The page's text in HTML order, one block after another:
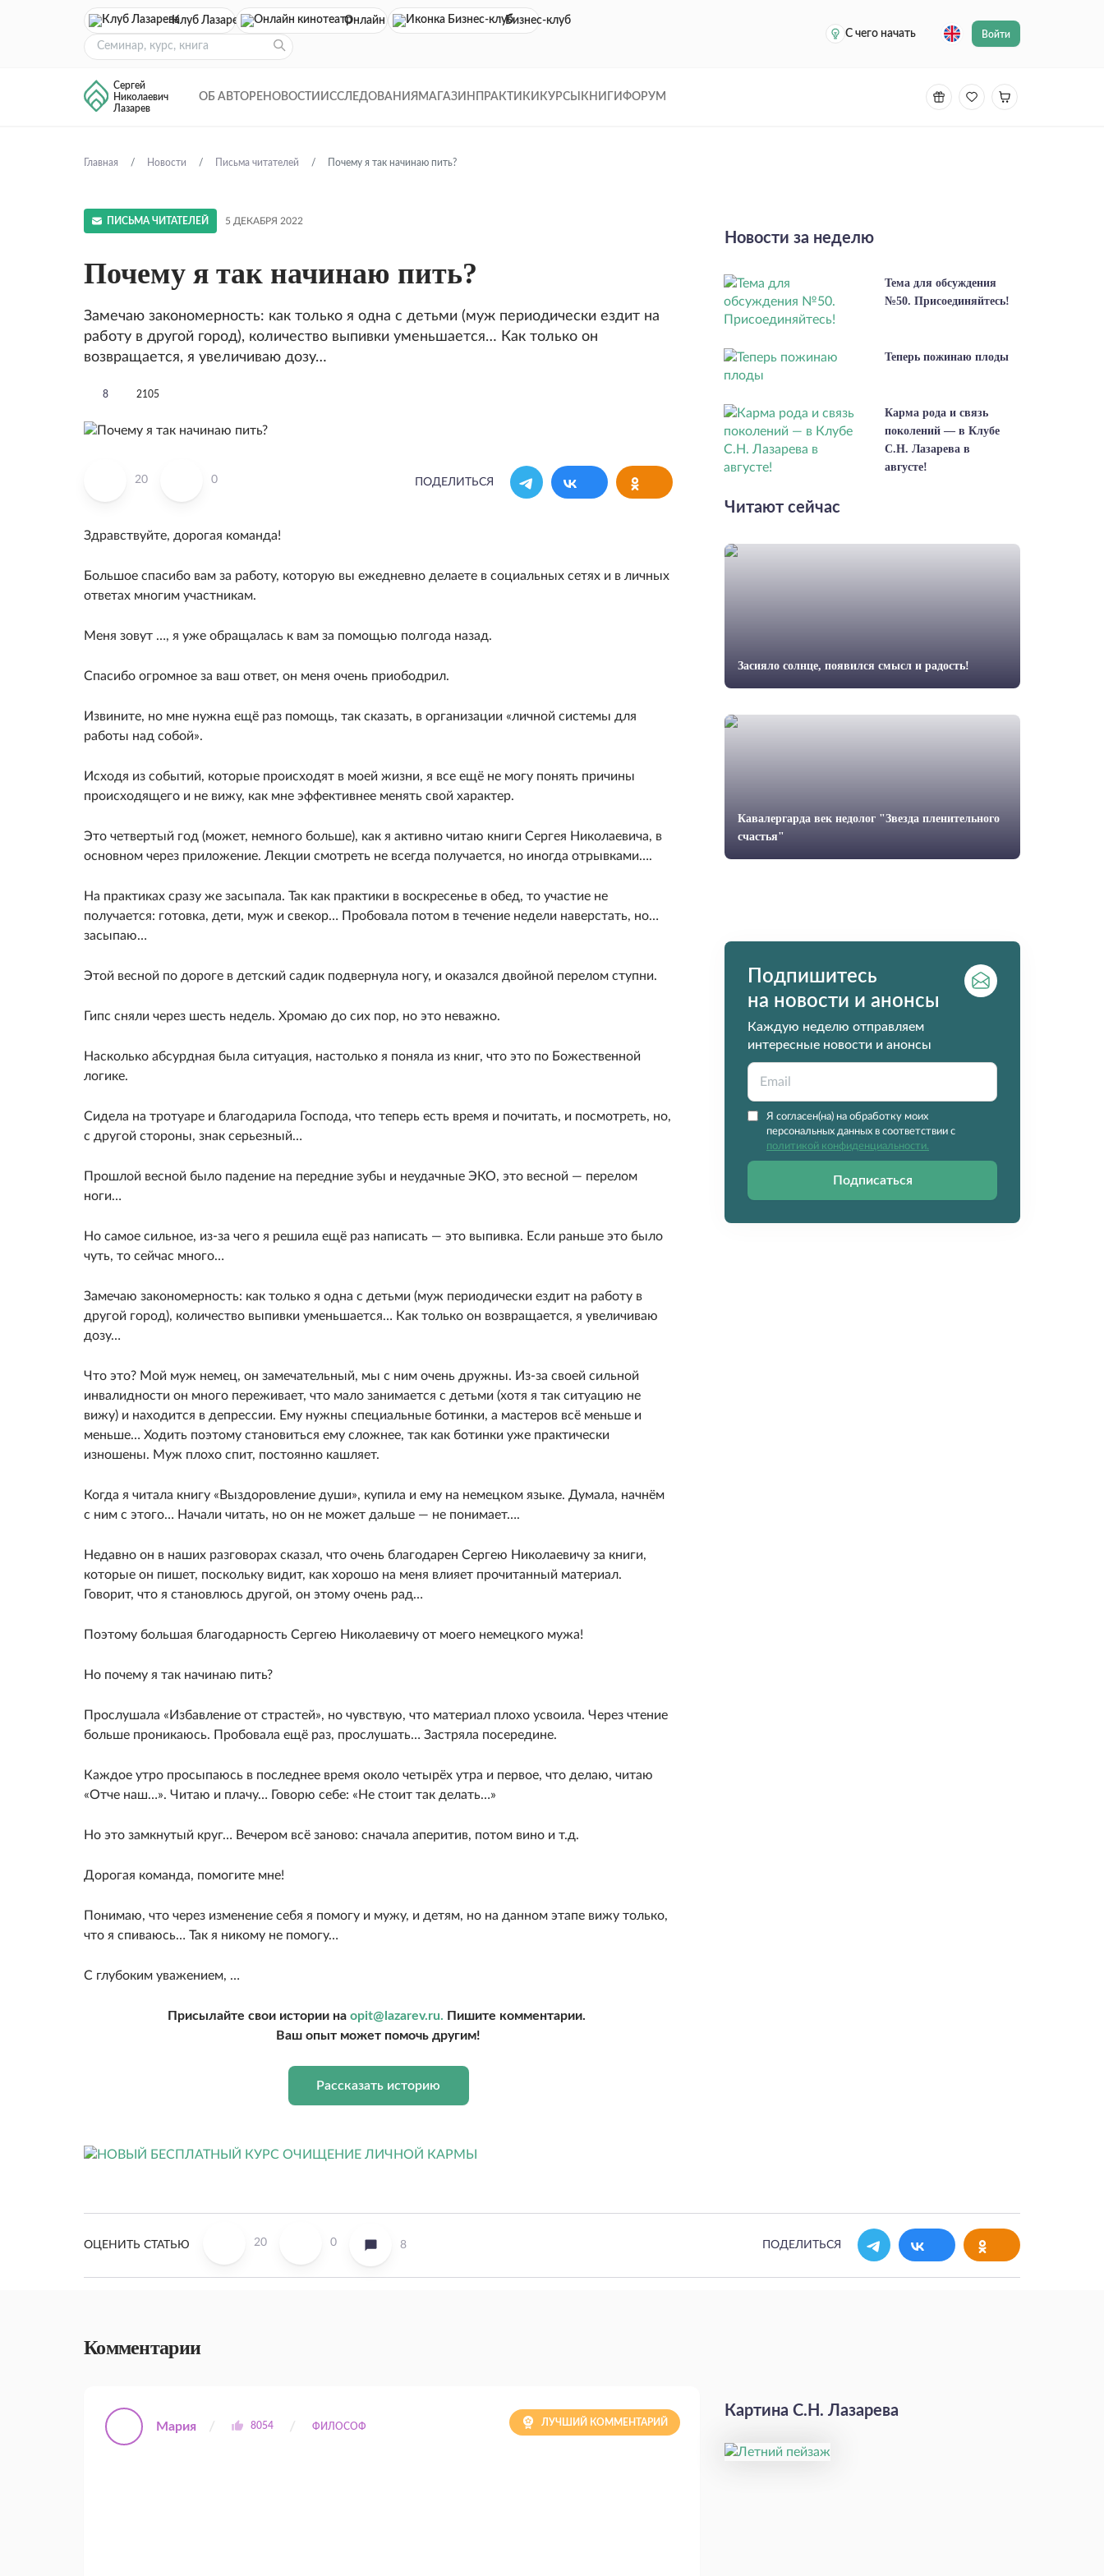
Клуб Лазарева Онлайн кинотеатр
Бизнес-клуб
С чего начать
Войти
Сергей
Николаевич
Лазарев
ОБ АВТОРЕ НОВОСТИ ИССЛЕДОВАНИЯ МАГАЗИН ПРАКТИКИ КУРСЫ КНИГИ ФОРУМ
Главная Новости Письма читателей Почему я так начинаю пить?
ПИСЬМА ЧИТАТЕЛЕЙ 5 ДЕКАБРЯ 2022
Почему я так начинаю пить?
Замечаю закономерность: как только я одна с детьми (муж периодически ездит на
работу в другой город), количество выпивки уменьшается… Как только он
возвращается, я увеличиваю дозу…
8 2105
20 0 ПОДЕЛИТЬСЯ
Здравствуйте, дорогая команда!
Большое спасибо вам за работу, которую вы ежедневно делаете в социальных сетях и в личных
ответах многим участникам.
Меня зовут …, я уже обращалась к вам за помощью полгода назад.
Спасибо огромное за ваш ответ, он меня очень приободрил.
Извините, но мне нужна ещё раз помощь, так сказать, в организации «личной системы для
работы над собой».
Исходя из событий, которые происходят в моей жизни, я все ещё не могу понять причины
происходящего и не вижу, как мне эффективнее менять свой характер.
Это четвертый год (может, немного больше), как я активно читаю книги Сергея Николаевича, в
основном через приложение. Лекции смотреть не всегда получается, но иногда отрывками….
На практиках сразу же засыпала. Так как практики в воскресенье в обед, то участие не
получается: готовка, дети, муж и свекор… Пробовала потом в течение недели наверстать, но…
засыпаю…
Этой весной по дороге в детский садик подвернула ногу, и оказался двойной перелом ступни.
Гипс сняли через шесть недель. Хромаю до сих пор, но это неважно.
Насколько абсурдная была ситуация, настолько я поняла из книг, что это по Божественной
логике.
Сидела на тротуаре и благодарила Господа, что теперь есть время и почитать, и посмотреть, но,
с другой стороны, знак серьезный…
Прошлой весной было падение на передние зубы и неудачные ЭКО, это весной — перелом
ноги…
Но самое сильное, из-за чего я решила ещё раз написать — это выпивка. Если раньше это было
чуть, то сейчас много…
Замечаю закономерность: как только я одна с детьми (муж периодически ездит на работу в
другой город), количество выпивки уменьшается… Как только он возвращается, я увеличиваю
дозу…
Что это? Мой муж немец, он замечательный, мы с ним очень дружны. Из-за своей сильной
инвалидности он много переживает, что мало занимается с детьми (хотя я так ситуацию не
вижу) и находится в депрессии. Ему нужны специальные ботинки, а мастеров всё меньше и
меньше… Ходить поэтому становиться ему сложнее, так как ботинки уже практически
изношены. Муж плохо спит, постоянно кашляет.
Когда я читала книгу «Выздоровление души», купила и ему на немецком языке. Думала, начнём
с ним с этого… Начали читать, но он не может дальше — не понимает….
Недавно он в наших разговорах сказал, что очень благодарен Сергею Николаевичу за книги,
которые он пишет, поскольку видит, как хорошо на меня влияет прочитанный материал.
Говорит, что я становлюсь другой, он этому очень рад…
Поэтому большая благодарность Сергею Николаевичу от моего немецкого мужа!
Но почему я так начинаю пить?
Прослушала «Избавление от страстей», но чувствую, что материал плохо усвоила. Через чтение
больше проникаюсь. Пробовала ещё раз, прослушать… Застряла посередине.
Каждое утро просыпаюсь в последнее время около четырёх утра и первое, что делаю, читаю
«Отче наш…». Читаю и плачу… Говорю себе: «Не стоит так делать…»
Но это замкнутый круг… Вечером всё заново: сначала аперитив, потом вино и т.д.
Дорогая команда, помогите мне!
Понимаю, что через изменение себя я помогу и мужу, и детям, но на данном этапе вижу только,
что я спиваюсь… Так я никому не помогу…
С глубоким уважением, …
Присылайте свои истории на opit@lazarev.ru. Пишите комментарии.
Ваш опыт может помочь другим!
Рассказать историю
Новости за неделю
Тема для обсуждения
№50. Присоединяйтесь!
Теперь пожинаю плоды
Карма рода и связь
поколений — в Клубе
С.Н. Лазарева в
августе!
Читают сейчас
Засияло солнце, появился смысл и радость!
Кавалергарда век недолог "Звезда пленительного
счастья"
Подпишитесь
на новости и анонсы
Каждую неделю отправляем
интересные новости и анонсы
Я согласен(на) на обработку моих
персональных данных в соответствии с
политикой конфиденциальности.
Подписаться
ОЦЕНИТЬ СТАТЬЮ 20 0 8 ПОДЕЛИТЬСЯ
Комментарии
Мария 8054 ФИЛОСОФ ЛУЧШИЙ КОММЕНТАРИЙ
Картина С.Н. Лазарева